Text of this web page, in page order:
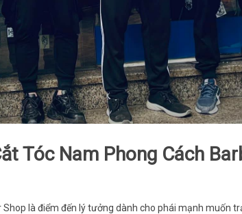
Tóc Nam Phong Cách
là điểm đến lý tưởng dành cho phái mạnh muốn